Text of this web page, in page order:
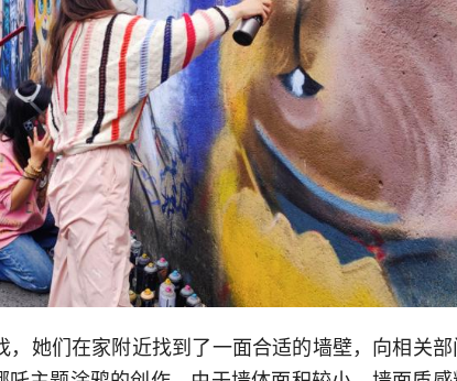
，她们在家附近找到了一面合适的墙壁，向相关